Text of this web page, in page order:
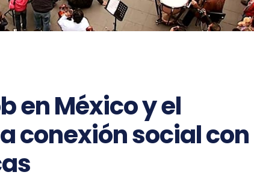
en México y el
conexión social con